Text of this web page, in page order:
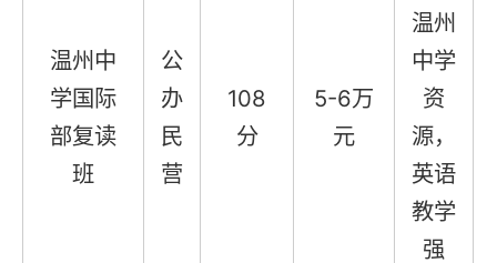
温州中
学国际
部复读
班
公
办
民
营
108
分
5-6万
元
温州
中学
资
源，
英语
教学
强